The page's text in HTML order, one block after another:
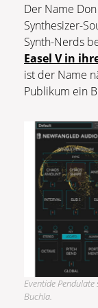
Der Name
Synthesizer-
Synth-Nerds
Easel V in
ist der Name
Publikum ein
Eventide
Buchla.